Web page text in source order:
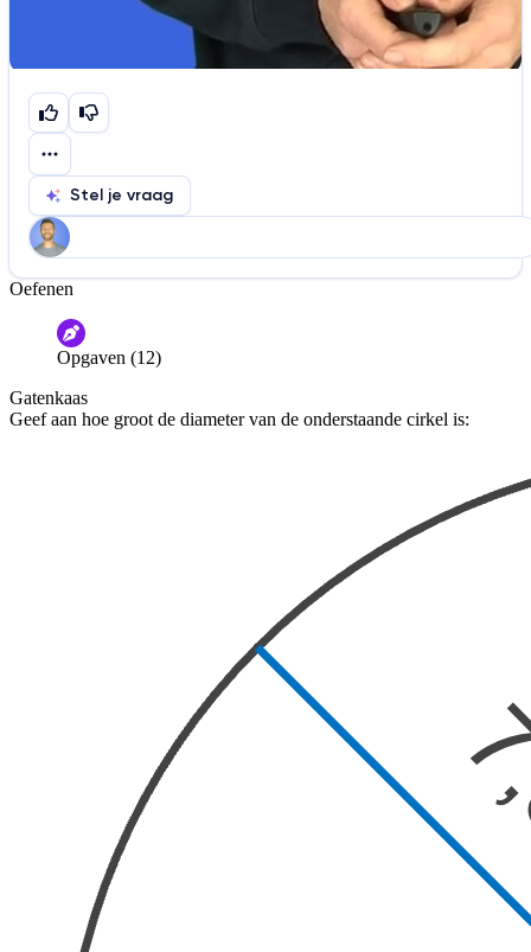
Stel je vraag
Help ons de video te verbeteren
De audio is slecht
Informatie is onjuist
De docent is te langdradig
Oefenen
Opgaven (12)
Gatenkaas
Geef aan hoe groot de diameter van de onderstaande cirkel is: